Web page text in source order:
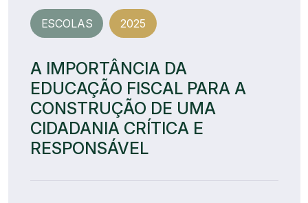
ESCOLAS 2025
A IMPORTÂNCIA DA
EDUCAÇÃO FISCAL PARA A
CONSTRUÇÃO DE UMA
CIDADANIA CRÍTICA E
RESPONSÁVEL